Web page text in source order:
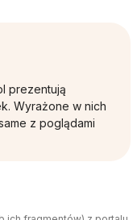
prezentują
Wyrażone w nich
z poglądami